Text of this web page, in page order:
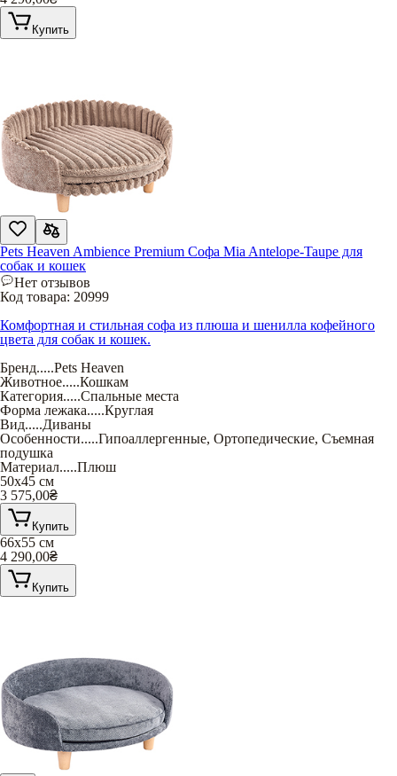
Купить
Pets Heaven Ambience Premium Софа Mia Antelope-Taupe для
собак и кошек
Нет отзывов
Код товара: 20999
Комфортная и стильная софа из плюша и шенилла кофейного
цвета для собак и кошек.
Бренд.....Pets Heaven
Животное.....Кошкам
Категория.....Спальные места
Форма лежака.....Круглая
Вид.....Диваны
Особенности.....Гипоаллергенные, Ортопедические, Съемная
подушка
Материал.....Плюш
50х45 см
3 575,00₴
Купить
66х55 см
4 290,00₴
Купить